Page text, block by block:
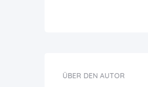
ÜBER DEN AUTOR